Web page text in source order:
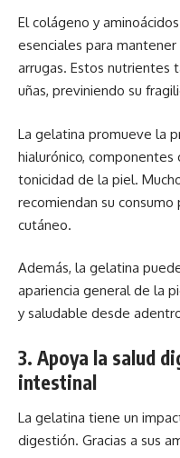
El colágeno y
esenciales para
arrugas. Estos nutrientes
uñas, previniendo su
La gelatina promueve la
hialurónico,
tonicidad de la piel.
recomiendan su
cutáneo.
Además, la gelatina
apariencia general de la
y saludable desde
3. Apoya la salud
intestinal
La gelatina tiene un
digestión. Gracias a sus